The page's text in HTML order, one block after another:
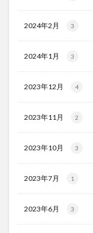
2024年2月 3
2024年1月 3
2023年12月 4
2023年11月 2
2023年10月 3
2023年7月 1
2023年6月 3